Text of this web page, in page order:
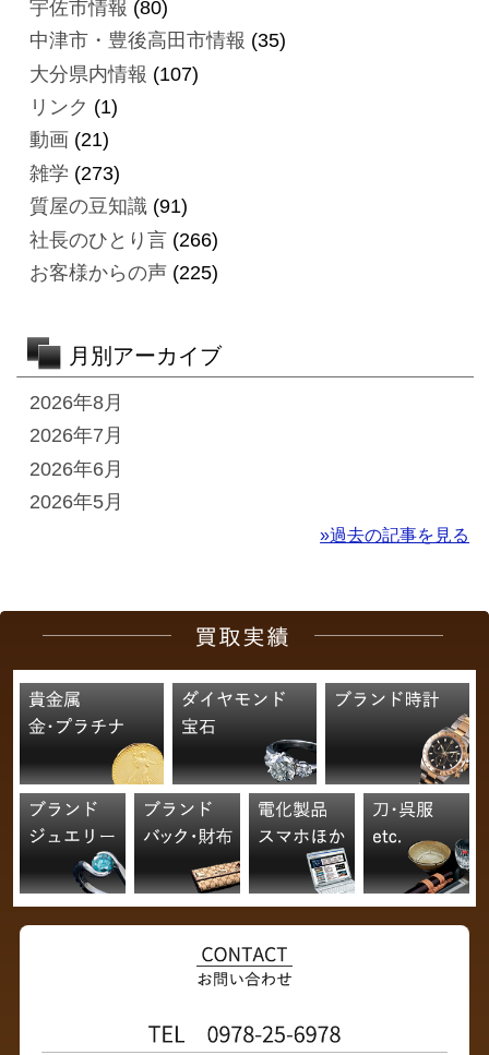
宇佐市情報 (80)
中津市・豊後高田市情報 (35)
大分県内情報 (107)
リンク (1)
動画 (21)
雑学 (273)
質屋の豆知識(91)
社長のひとり言(266)
お客様からの声(225)
月別アーカイブ
2026年8月
2026年7月
2026年6月
2026年5月
»過去の記事を見る